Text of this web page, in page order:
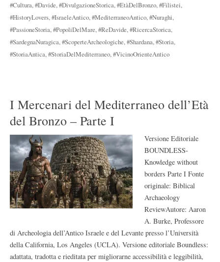
#Cultura,#Davide,#DivulgazioneStorica,#EtàDelBronzo,#Filistei,
#HistoryLovers,#IsraeleAntico,#MediterraneoAntico,#Nuraghi,
#PassioneStoria,#PopoliDelMare,#ReDavide,#RicercaStorica,
#SardegnaNuragica,#ScoperteArcheologiche,#Shardana,#Storia,
#StoriaAntica,#StoriaDelMediterraneo,#VicinoOrienteAntico
I Mercenari del Mediterraneo dell’Età
del Bronzo – Parte I
Versione Editoriale
BOUNDLESS-
Knowledge without
borders Parte I Fonte
originale: Biblical
Archaeology
ReviewAutore: Aaron
A. Burke, Professore
di Archeologia dell’Antico Israele e del Levante presso l’Università
della California, Los Angeles (UCLA). Versione editoriale Boundless:
adattata, tradotta e rieditata per migliorarne accessibilità e leggibilità,